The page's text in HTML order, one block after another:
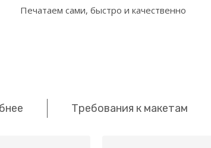
Печатаем сами, быстро и качественно
Требования к макетам